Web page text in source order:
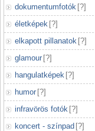
dokumentumfotók [?]
életképek [?]
elkapott pillanatok [?]
glamour [?]
hangulatképek [?]
humor [?]
infravörös fotók [?]
koncert - színpad [?]